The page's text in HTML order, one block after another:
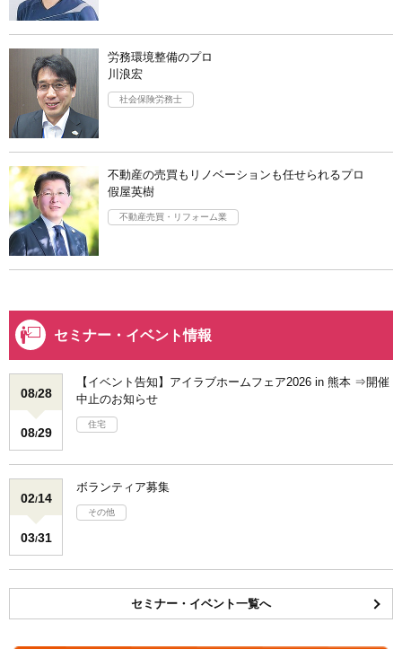
労務環境整備のプロ
川浪宏
社会保険労務士
不動産の売買もリノベーションも任せられるプロ
假屋英樹
不動産売買・リフォーム業
セミナー・イベント情報
08/28
08/29
【イベント告知】アイラブホームフェア2026 in 熊本 ⇒開催
中止のお知らせ
住宅
02/14
03/31
ボランティア募集
その他
セミナー・イベント一覧へ